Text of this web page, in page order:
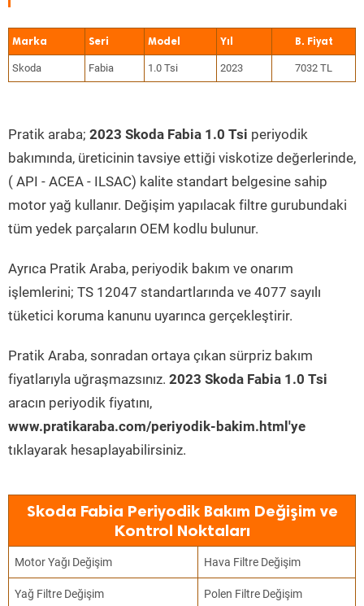
Marka Seri Model Yıl
Skoda Fabia 1.0 Tsi 2023 7032 TL
Pratik araba; 2023 Skoda Fabia 1.0 Tsi periyodik
bakımında, üreticinin tavsiye ettiği viskotize değerlerinde,
( API - ACEA - ILSAC) kalite standart belgesine sahip
motor yağ kullanır. Değişim yapılacak filtre gurubundaki
tüm yedek parçaların OEM kodlu bulunur.
Ayrıca Pratik Araba, periyodik bakım ve onarım
işlemlerini; TS 12047 standartlarında ve 4077 sayılı
tüketici koruma kanunu uyarınca gerçekleştirir.
Pratik Araba, sonradan ortaya çıkan sürpriz bakım
fiyatlarıyla uğraşmazsınız. 2023 Skoda Fabia 1.0 Tsi
aracın periyodik fiyatını,
www.pratikaraba.com/periyodik-bakim.html'ye
tıklayarak hesaplayabilirsiniz.
Skoda Fabia Periyodik Bakım Değişim ve
Kontrol Noktaları
Motor Yağı Değişim Hava Filtre Değişim
Yağ Filtre Değişim Polen Filtre Değişim